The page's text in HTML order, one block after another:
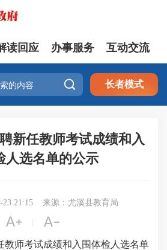
读回应 办事服务 互动交流
 长者模式
新任教师考试成绩和入
人选名单的公示
23 21:15 来源：尤溪县教育局
 
教师考试成绩和入围体检人选名单